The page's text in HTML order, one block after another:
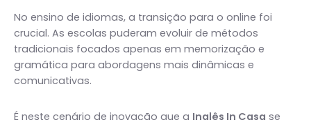
No ensino de idiomas, a transição para o online foi
crucial. As escolas puderam evoluir de métodos
tradicionais focados apenas em memorização e
gramática para abordagens mais dinâmicas e
comunicativas.
É neste cenário de inovação que a Inglês In Casa se